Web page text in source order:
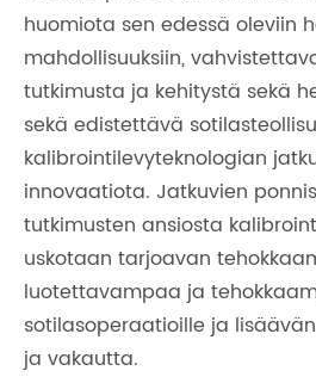
huomiota sen edessä oleviin
mahdollisuuksiin,
tutkimusta ja kehitystä sekä
sekä edistettävä
kalibrointilevyteknologian
innovaatiota. Jatkuvien
tutkimusten ansiosta
uskotaan tarjoavan
luotettavampaa ja
sotilasoperaatioille ja
ja vakautta.